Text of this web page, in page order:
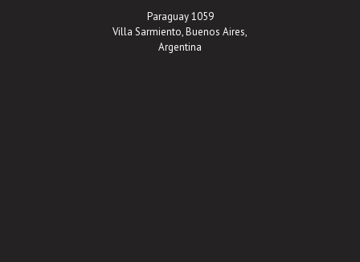
Paraguay 1059
Villa Sarmiento, Buenos Aires,
Argentina